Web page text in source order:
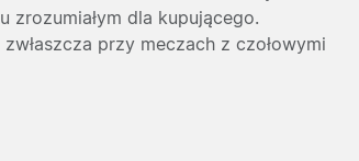
zrozumiałym dla kupującego.
przy meczach z czołowymi